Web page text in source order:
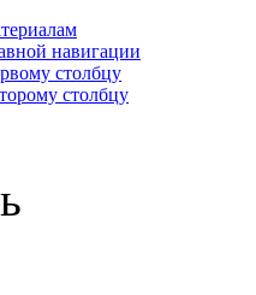
навигации
столбцу
столбцу